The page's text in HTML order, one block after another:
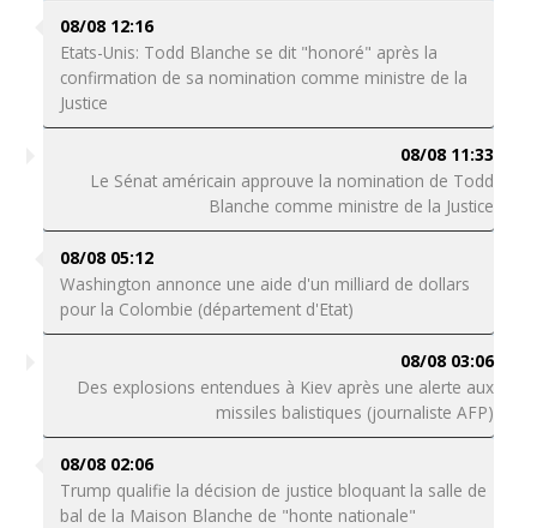
08/08 12:16
Etats-Unis: Todd Blanche se dit "honoré" après la
confirmation de sa nomination comme ministre de la
Justice
08/08 11:33
Le Sénat américain approuve la nomination de Todd
Blanche comme ministre de la Justice
08/08 05:12
Washington annonce une aide d'un milliard de dollars
pour la Colombie (département d'Etat)
08/08 03:06
Des explosions entendues à Kiev après une alerte aux
missiles balistiques (journaliste AFP)
08/08 02:06
Trump qualifie la décision de justice bloquant la salle de
bal de la Maison Blanche de "honte nationale"